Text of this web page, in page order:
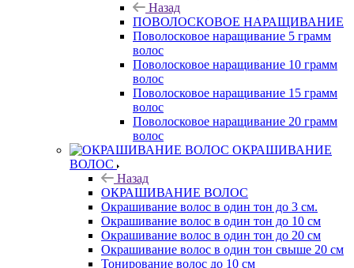
Назад
ПОВОЛОСКОВОЕ НАРАЩИВАНИЕ
Поволосковое наращивание 5 грамм
волос
Поволосковое наращивание 10 грамм
волос
Поволосковое наращивание 15 грамм
волос
Поволосковое наращивание 20 грамм
волос
ОКРАШИВАНИЕ
ВОЛОС
Назад
ОКРАШИВАНИЕ ВОЛОС
Окрашивание волос в один тон до 3 см.
Окрашивание волос в один тон до 10 см
Окрашивание волос в один тон до 20 см
Окрашивание волос в один тон свыше 20 см
Тонирование волос до 10 см